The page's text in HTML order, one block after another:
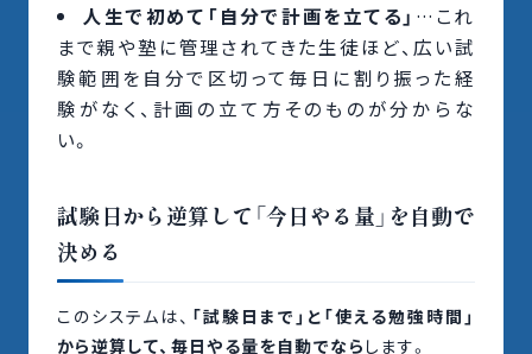
人生で初めて「自分で計画を立てる」 …これ
まで親や塾に管理されてきた生徒ほど、広い試
験範囲を自分で区切って毎日に割り振った経
験がなく、計画の立て方そのものが分からな
い。
試験日から逆算して「今日やる量」を自動で
決める
このシステムは、 「試験日まで」と「使える勉強時間」
から逆算して、毎日やる量を自動でなら します。